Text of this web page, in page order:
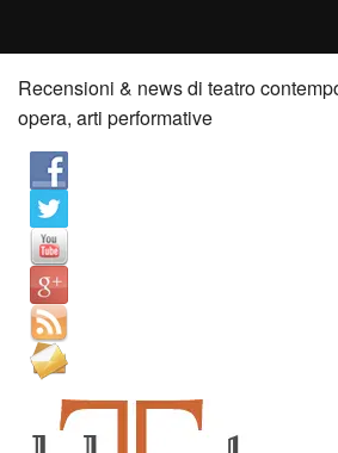
Home
Recensioni
Anticipazioni
News
Palazzi consiglia
Video
Chi siamo
Recensioni & news di teatro
opera, arti performative